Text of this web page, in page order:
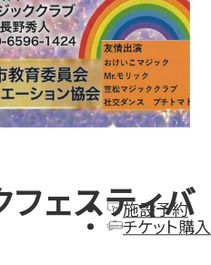
ェスティバ
施設予約
チケット購入